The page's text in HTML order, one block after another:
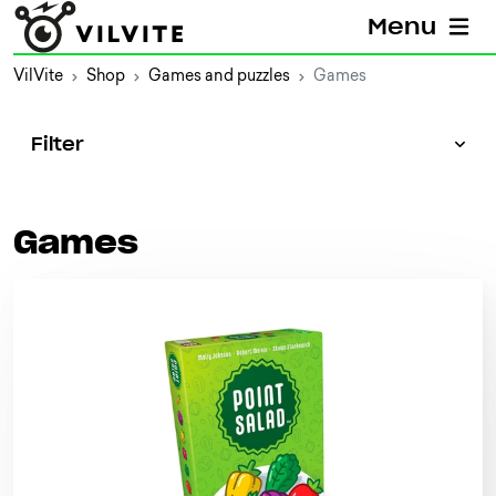
Menu
VilVite Shop Games and puzzles Games
Filter
Search
Categories
Games